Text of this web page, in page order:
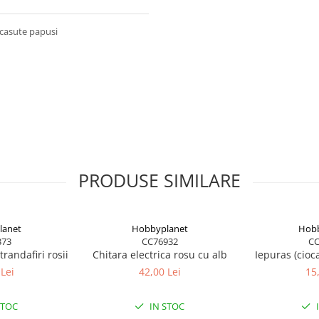
papusi
PRODUSE SIMILARE
rosii
Hobbyplanet
CC76932
Chitara electrica rosu cu alb
42,00 Lei
IN STOC
Iepuras